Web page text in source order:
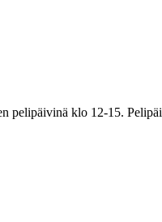
pelipäivinä klo 12-15.